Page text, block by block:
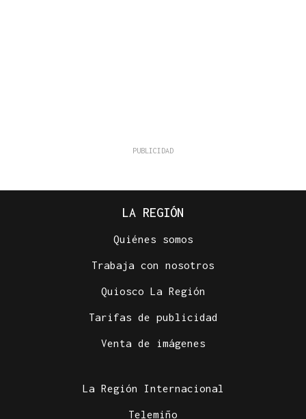
LA REGIÓN
Quiénes somos
Trabaja con nosotros
Quiosco La Región
Tarifas de publicidad
Venta de imágenes
La Región Internacional
Telemiño